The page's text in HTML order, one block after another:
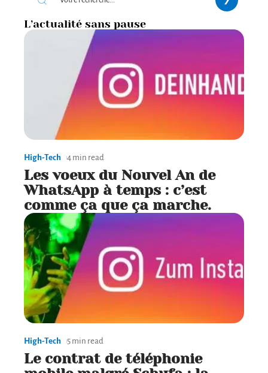
L’actualité sans pause
High-Tech 4 min read
Les voeux du Nouvel An de
WhatsApp à temps : c’est
comme ça que ça marche.
High-Tech 5 min read
Le contrat de téléphonie